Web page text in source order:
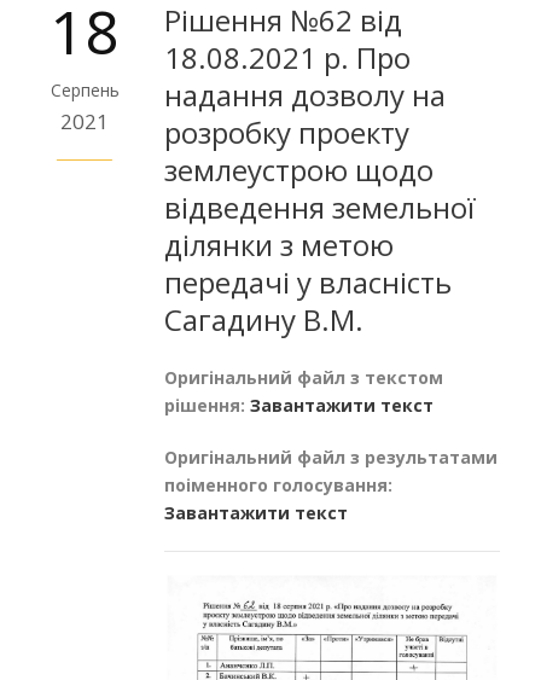
18
Серпень
2021
Рішення №62 від
18.08.2021 р. Про
надання дозволу на
розробку проекту
землеустрою щодо
відведення земельної
ділянки з метою
передачі у власність
Сагадину В.М.
Оригінальний файл з текстом
рішення: Завантажити текст
Оригінальний файл з результатами
поіменного голосування:
Завантажити текст